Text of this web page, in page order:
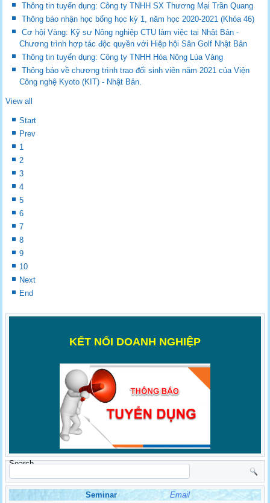
Thông tin tuyển dụng: Công ty TNHH SX Thương Mại Trần Quang
Thông báo nhận học bổng học kỳ 1, năm học 2020-2021 (Khóa 46)
Cơ hội Vàng: Kỹ sư Nông nghiệp CTU làm việc tại Nhật Bản -
Chương trình hợp tác độc quyền với Hiệp hội Sân Golf Nhật Bản
Thông tin tuyển dụng: Công ty TNHH Hóa Nông Lúa Vàng
Thông báo về chương trình trao đổi sinh viên năm 2021 của Viện
Công nghệ Kyoto (KIT) - Nhật Bản.
View all
Start
Prev
1
2
3
4
5
6
7
8
9
10
Next
End
KẾT NỐI DOANH NGHIỆP
Search
Seminar Email